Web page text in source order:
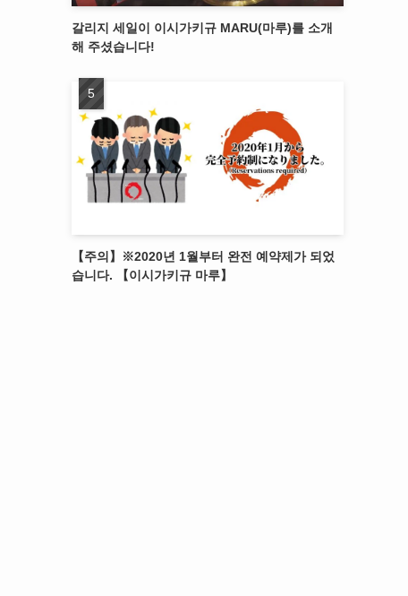
갈리지 세일이 이시가키규 MARU(마루)를 소개
해 주셨습니다!
【주의】※2020년 1월부터 완전 예약제가 되었
습니다. 【이시가키규 마루】